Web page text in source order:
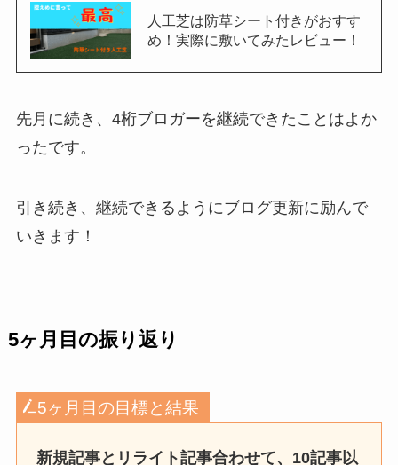
人工芝は防草シート付きがおすす
め！実際に敷いてみたレビュー！
先月に続き、4桁ブロガーを継続できたことはよか
ったです。
引き続き、継続できるようにブログ更新に励んで
いきます！
5ヶ月目の振り返り
5ヶ月目の目標と結果
新規記事とリライト記事合わせて、10記事以